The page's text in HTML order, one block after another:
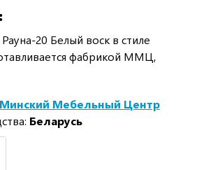
20 Белый воск в стиле
фабрикой ММЦ,
Минский Мебельный Центр
Беларусь